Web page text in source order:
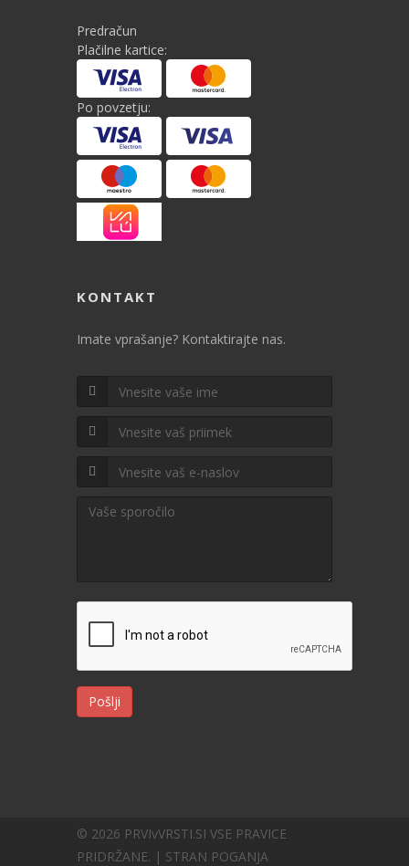
Predračun
Plačilne kartice:
Po povzetju:
KONTAKT
Imate vprašanje? Kontaktirajte nas.
Pošlji
© 2026 PRVIvVRSTI.SI VSE PRAVICE
PRIDRŽANE. | STRAN POGANJA